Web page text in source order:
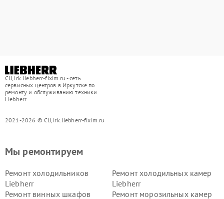
СЦ irk.liebherr-fixim.ru - сеть
сервисных центров в Иркутске по
ремонту и обслуживанию техники
Liebherr
2021-2026 © СЦ irk.liebherr-fixim.ru
Мы ремонтируем
Ремонт холодильников
Liebherr
Ремонт холодильных камер
Liebherr
Ремонт винных шкафов
Ремонт морозильных камер